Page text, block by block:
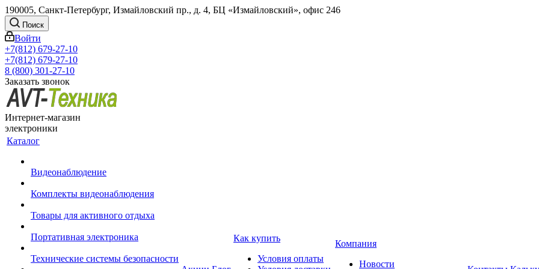
190005, Санкт-Петербург, Измайловский пр., д. 4, БЦ «Измайловский», офис 246
Поиск
Войти
+7(812) 679-27-10
+7(812) 679-27-10
8 (800) 301-27-10
Заказать звонок
Интернет-магазин
электроники
Каталог
Видеонаблюдение
Комплекты видеонаблюдения
Товары для активного отдыха
Портативная электроника
Технические системы безопасности
Как купить
Условия оплаты
Компания
Новости